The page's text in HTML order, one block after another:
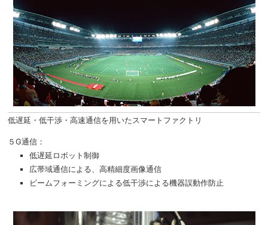
低遅延・低干渉・高速通信を用いたスマートファクトリ
５G通信：
低遅延ロボット制御
広帯域通信による、高精細度画像通信
ビームフォーミングによる低干渉による機器誤動作防止